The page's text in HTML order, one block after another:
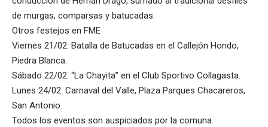
de murgas, comparsas y batucadas.
Otros festejos en FME
Viernes 21/02: Batalla de Batucadas en el Callejón Hondo,
Piedra Blanca.
Sábado 22/02: “La Chayita” en el Club Sportivo Collagasta.
Lunes 24/02: Carnaval del Valle, Plaza Parques Chacareros,
San Antonio.
Todos los eventos son auspiciados por la comuna.